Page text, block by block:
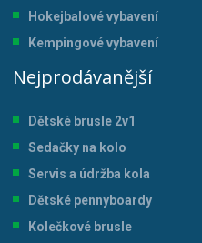
Hokejbalové vybavení
Kempingové vybavení
Nejprodávanější
Dětské brusle 2v1
Sedačky na kolo
Servis a údržba kola
Dětské pennyboardy
Kolečkové brusle